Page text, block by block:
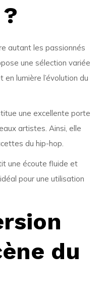
autant les passionnés
une sélection variée
en lumière l’évolution du
une excellente porte
artistes. Ainsi, elle
du hip-hop.
une écoute fluide et
pour une utilisation
du